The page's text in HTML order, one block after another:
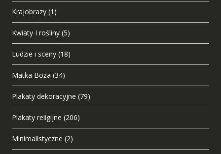
Krajobrazy (1)
Kwiaty I rośliny (5)
Ludzie i sceny (18)
Matka Boża (34)
Plakaty dekoracyjne (79)
Plakaty religijne (206)
Minimalistyczne (2)